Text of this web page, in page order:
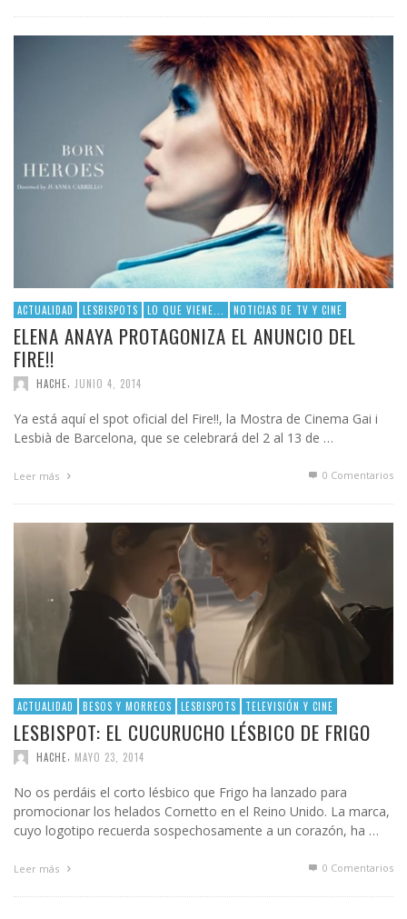
ACTUALIDAD LESBISPOTS LO QUE VIENE... NOTICIAS DE TV Y CINE
ELENA ANAYA PROTAGONIZA EL ANUNCIO DEL
FIRE!!
HACHE JUNIO 4, 2014
Ya está aquí el spot oficial del Fire!!, la Mostra de Cinema Gai i
Lesbià de Barcelona, que se celebrará del 2 al 13 de …
Leer más 0 Comentarios
ACTUALIDAD BESOS Y MORREOS LESBISPOTS TELEVISIÓN Y CINE
LESBISPOT: EL CUCURUCHO LÉSBICO DE FRIGO
HACHE, MAYO 23, 2014
No os perdáis el corto lésbico que Frigo ha lanzado para
promocionar los helados Cornetto en el Reino Unido. La marca,
cuyo logotipo recuerda sospechosamente a un corazón, ha …
Leer más 0 Comentarios